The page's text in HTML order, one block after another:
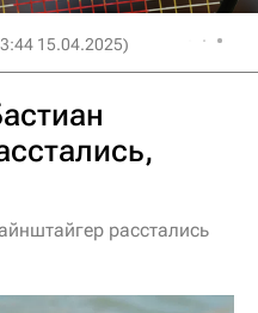
15.04.2025)
расстались